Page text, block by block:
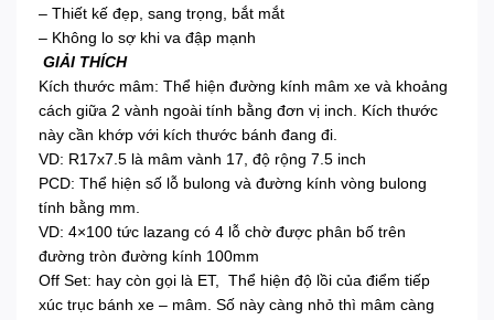
– Thiết kế đẹp, sang trọng, bắt mắt
– Không lo sợ khi va đập mạnh
GIẢI THÍCH
Kích thước mâm: Thể hiện đường kính mâm xe và khoảng
cách giữa 2 vành ngoài tính bằng đơn vị inch. Kích thước
này cần khớp với kích thước bánh đang đi.
VD: R17x7.5 là mâm vành 17, độ rộng 7.5 inch
PCD: Thể hiện số lỗ bulong và đường kính vòng bulong
tính bằng mm.
VD: 4×100 tức lazang có 4 lỗ chờ được phân bố trên
đường tròn đường kính 100mm
Off Set: hay còn gọi là ET, Thể hiện độ lồi của điểm tiếp
xúc trục bánh xe – mâm. Số này càng nhỏ thì mâm càng